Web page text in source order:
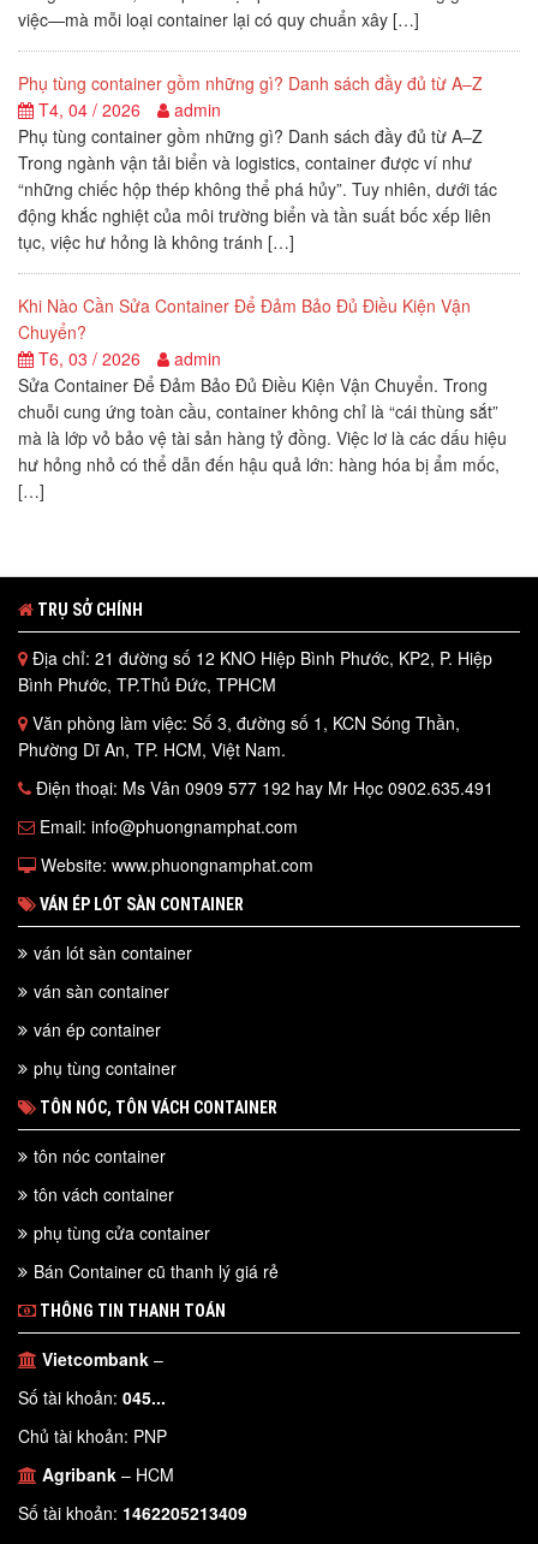
việc—mà mỗi loại container lại có quy chuẩn xây […]
Phụ tùng container gồm những gì? Danh sách đầy đủ từ A–Z
T4, 04 / 2026
admin
Phụ tùng container gồm những gì? Danh sách đầy đủ từ A–Z
Trong ngành vận tải biển và logistics, container được ví như
“những chiếc hộp thép không thể phá hủy”. Tuy nhiên, dưới tác
động khắc nghiệt của môi trường biển và tần suất bốc xếp liên
tục, việc hư hỏng là không tránh […]
Khi Nào Cần Sửa Container Để Đảm Bảo Đủ Điều Kiện Vận
Chuyển?
T6, 03 / 2026
admin
Sửa Container Để Đảm Bảo Đủ Điều Kiện Vận Chuyển. Trong
chuỗi cung ứng toàn cầu, container không chỉ là “cái thùng sắt”
mà là lớp vỏ bảo vệ tài sản hàng tỷ đồng. Việc lơ là các dấu hiệu
hư hỏng nhỏ có thể dẫn đến hậu quả lớn: hàng hóa bị ẩm mốc,
[…]
TRỤ SỞ CHÍNH
Địa chỉ: 21 đường số 12 KNO Hiệp Bình Phước, KP2, P. Hiệp
Bình Phước, TP.Thủ Đức, TPHCM
Văn phòng làm việc: Số 3, đường số 1, KCN Sóng Thần,
Phường Dĩ An, TP. HCM, Việt Nam.
Điện thoại: Ms Vân 0909 577 192 hay Mr Học 0902.635.491
Email: info@phuongnamphat.com
Website: www.phuongnamphat.com
VÁN ÉP LÓT SÀN CONTAINER
ván lót sàn container
ván sàn container
ván ép container
phụ tùng container
TÔN NÓC, TÔN VÁCH CONTAINER
tôn nóc container
tôn vách container
phụ tùng cửa container
Bán Container cũ thanh lý giá rẻ
THÔNG TIN THANH TOÁN
Vietcombank –
Số tài khoản: 045...
Chủ tài khoản: PNP
Agribank – HCM
Số tài khoản: 1462205213409